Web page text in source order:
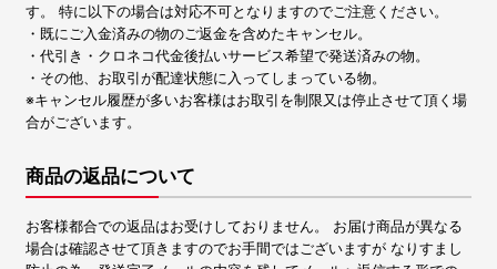
す。 特に以下の場合は対応不可となりますのでご注意ください。
・既にご入金済みの物のご返金を含めたキャンセル。
・代引き・クロネコ代金後払いサービス希望で発送済みの物。
・その他、お取引が配達状態に入ってしまっている物。
※キャンセル履歴が多いお客様はお取引を制限又は停止させて頂く場
合がございます。
商品の返品について
お客様都合での返品はお受けしておりません。 お届け商品が異なる
場合は確認させて頂きますのでお手間ではございますが なりすまし